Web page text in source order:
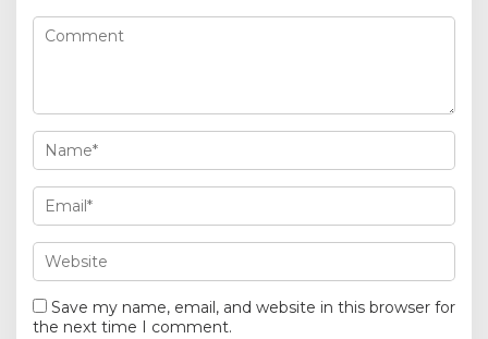
Save my name, email, and website in this browser for
the next time I comment.